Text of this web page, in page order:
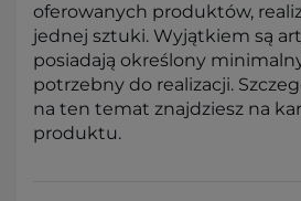
oferowanych produktów,
jednej sztuki. Wyjątkiem są
posiadają określony
potrzebny do realizacji.
na ten temat znajdziesz na
produktu.